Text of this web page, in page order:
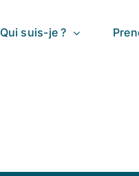
Qui suis-je ?